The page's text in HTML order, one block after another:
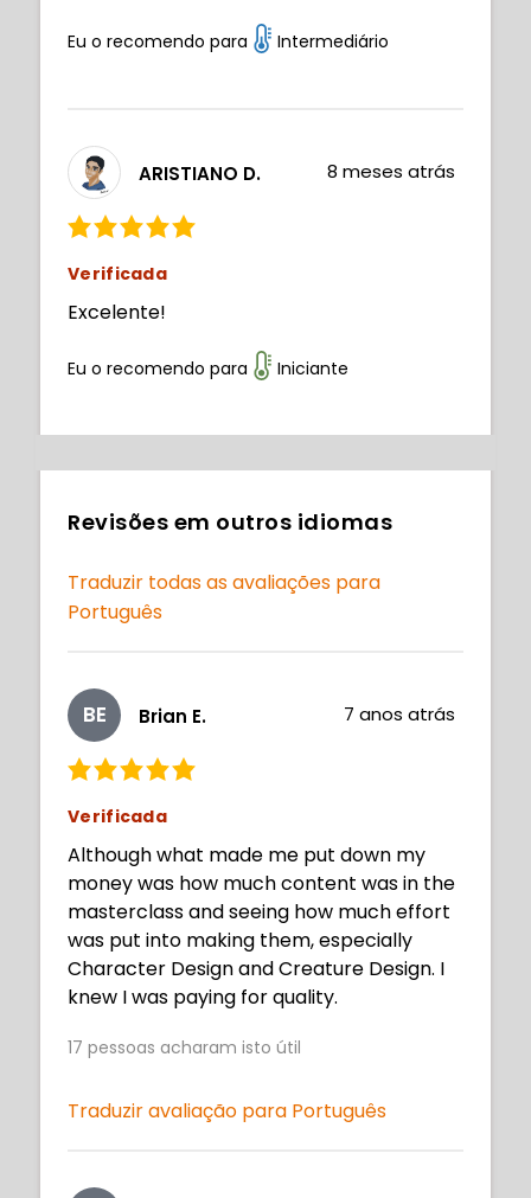
Eu o recomendo para Intermediário
ARISTIANO D. 8 meses atrás
Verificada
Excelente!
Eu o recomendo para Iniciante
Revisões em outros idiomas
Traduzir todas as avaliações para
Português
BE Brian E. 7 anos atrás
Verificada
Although what made me put down my
money was how much content was in the
masterclass and seeing how much effort
was put into making them, especially
Character Design and Creature Design. I
knew I was paying for quality.
17 pessoas acharam isto útil
Traduzir avaliação para Português